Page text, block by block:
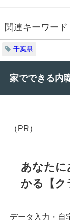
関連キーワード
千葉県
家でできる内
（PR）
あなたに
かる【ク
データ入力・自